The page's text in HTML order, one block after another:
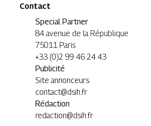
Contact
Special Partner
84 avenue de la République
75011 Paris
+33 (0)2 99 46 24 43
Publicité
Site annonceurs
contact@dsih.fr
Rédaction
redaction@dsih.fr